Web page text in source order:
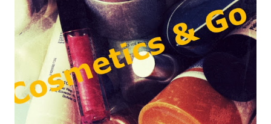
los pies, aplícate la UREA 30 para eliminar estas durezas“ El
uso de este tipo de cremas, continuamente hará que nuestros
pies estén perfectos, suaves y poderlos lucir con sandalias
perfectamente en verano. Una vez tengas los pies suaves ,
continúa con el tratamiento aplicando una crema de URE...